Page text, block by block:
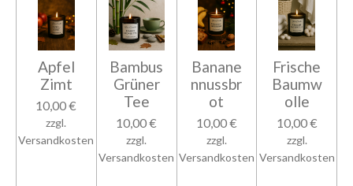
Apfel
Zimt
10,00 €
zzgl.
Versandkosten
Bambus
Grüner
Tee
10,00 €
zzgl.
Versandkosten
Banane
nnussbr
ot
10,00 €
zzgl.
Versandkosten
Frische
Baumw
olle
10,00 €
zzgl.
Versandkosten